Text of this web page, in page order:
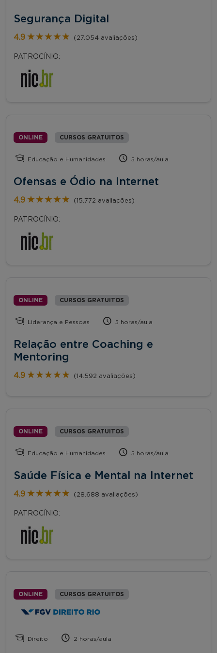
Segurança Digital
4.9 ★★★★★
★★★★★ (27.054 avaliações)
PATROCÍNIO:
ONLINE CURSOS GRATUITOS
Educação e Humanidades 5 horas/aula
Ofensas e Ódio na Internet
4.9 ★★★★★
★★★★★ (15.772 avaliações)
PATROCÍNIO:
ONLINE CURSOS GRATUITOS
Liderança e Pessoas 5 horas/aula
Relação entre Coaching e
Mentoring
4.9 ★★★★★
★★★★★ (14.592 avaliações)
ONLINE CURSOS GRATUITOS
Educação e Humanidades 5 horas/aula
Saúde Física e Mental na Internet
4.9 ★★★★★
★★★★★ (28.688 avaliações)
PATROCÍNIO:
ONLINE CURSOS GRATUITOS
Direito 2 horas/aula